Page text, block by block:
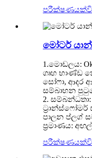
පරීක්ෂණයක්
මෝටර්
1.මොඩලය:
ගෘහ භාණ්ඩ
සෝෆා, ආදර
සම්බාහන
2.
පාලන ප්ලග්
ප්‍රමාණය: අඟල්
පරීක්ෂණයක්